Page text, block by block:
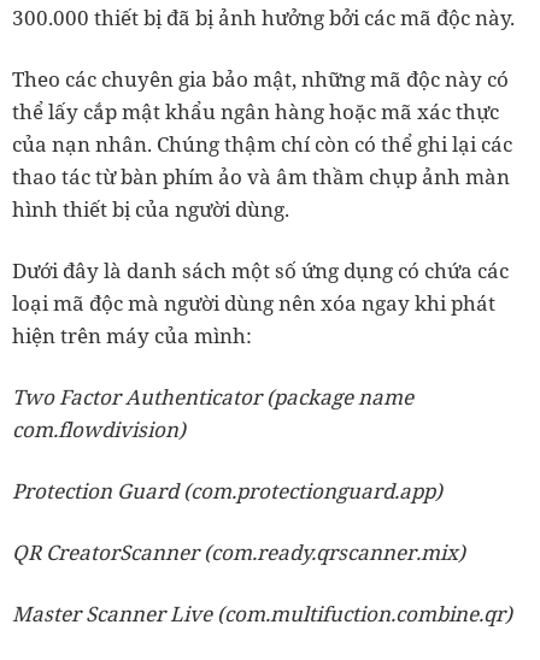
300.000 thiết bị đã bị ảnh hưởng bởi các mã độc này.
Theo các chuyên gia bảo mật, những mã độc này có
thể lấy cắp mật khẩu ngân hàng hoặc mã xác thực
của nạn nhân. Chúng thậm chí còn có thể ghi lại các
thao tác từ bàn phím ảo và âm thầm chụp ảnh màn
hình thiết bị của người dùng.
Dưới đây là danh sách một số ứng dụng có chứa các
loại mã độc mà người dùng nên xóa ngay khi phát
hiện trên máy của mình:
Two Factor Authenticator (package name
com.flowdivision)
Protection Guard (com.protectionguard.app)
QR CreatorScanner (com.ready.qrscanner.mix)
Master Scanner Live (com.multifuction.combine.qr)